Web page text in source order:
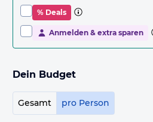
% Deals
Anmelden & extra sparen
Dein Budget
Gesamt pro Person